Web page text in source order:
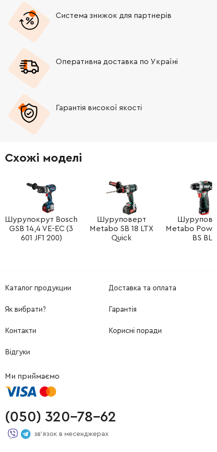
Система знижок для партнерів
Оперативна доставка по Україні
Гарантія високої якості
Схожі моделі
Шурупокрут Bosch
GSB 14,4 VE-EC (3
601 JF1 200)
Шуруповерт
Metabo SB 18 LTX
Quick
Metabo
BS BL
Каталог продукции Доставка та оплата
Як вибрати? Гарантія
Контакти Корисні поради
Відгуки
Ми приймаємо
(050) 320-78-62
зв'язок в месенджерах